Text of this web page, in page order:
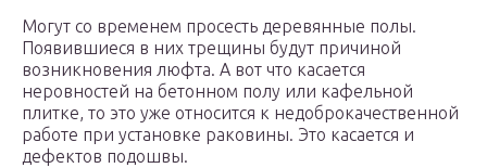
Могут со временем просесть деревянные полы.
Появившиеся в них трещины будут причиной
возникновения люфта. А вот что касается
неровностей на бетонном полу или кафельной
плитке, то это уже относится к недоброкачественной
работе при установке раковины. Это касается и
дефектов подошвы.